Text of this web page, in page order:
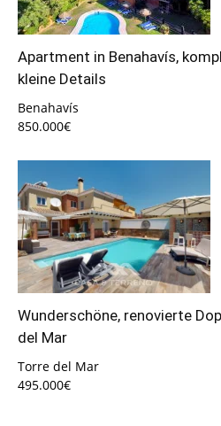
Apartment in Benahavís,
kleine Details
Benahavís
850.000€
Wunderschöne, renovierte
del Mar
Torre del Mar
495.000€